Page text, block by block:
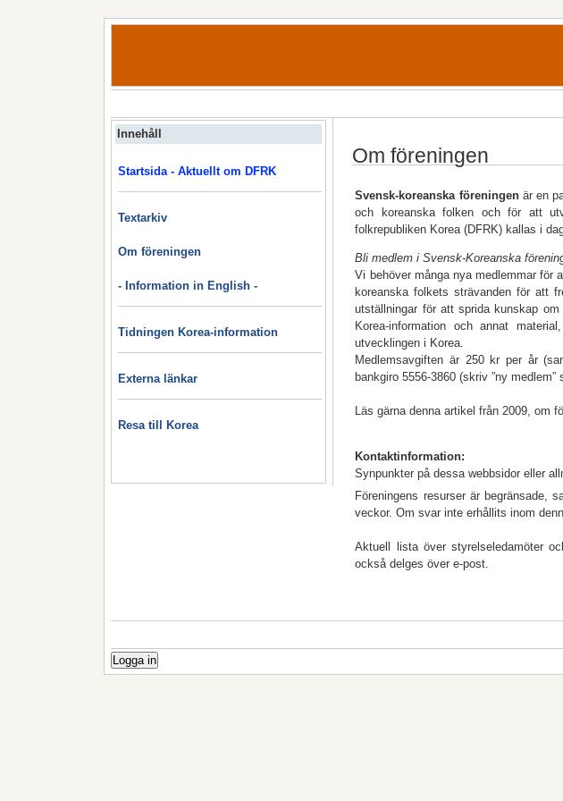
Innehåll
Startsida - Aktuellt om DFRK
Textarkiv
Om föreningen
- Information in English -
Tidningen Korea-information
Externa länkar
Resa till Korea
Om föreningen
Svensk-koreanska föreningenär en
och koreanska folken och för att
folkrepubliken Korea (DFRK) kallas i
Bli medlem i Svensk-Koreanska
Vi behöver många nya medlemmar för
koreanska folkets strävanden för att
utställningar för att sprida kunskap
Korea-information och annat
utvecklingen i Korea.
Medlemsavgiften är 250 kr per år
bankgiro 5556-3860 (skriv ”ny
Läs gärna denna artikel från 2009, om
Kontaktinformation:
Synpunkter på dessa webbsidor eller
Föreningens resurser är begränsade,
veckor. Om svar inte erhållits inom
Aktuell lista över styrelseledamöter
också delges över e-post.
Logga in